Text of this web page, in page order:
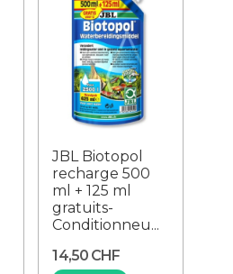
JBL Biotopol
recharge 500
ml + 125 ml
gratuits-
Conditionneu...
14,50 CHF